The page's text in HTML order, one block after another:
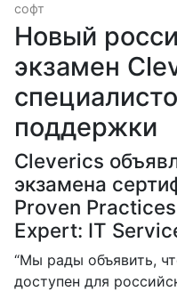
софт
Новый
экзамен
поддержки
Cleverics
экзамена
Proven
Expert: IT
“Мы рады объявить,
доступен для